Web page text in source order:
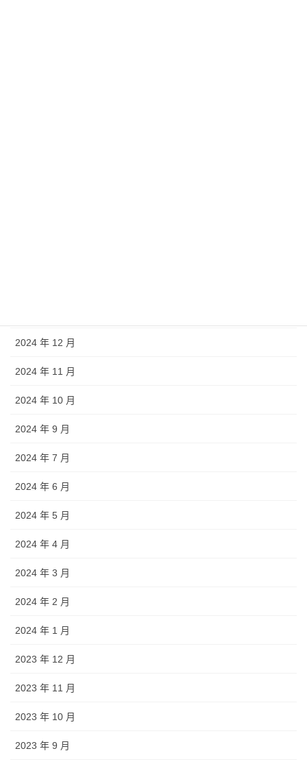
2024 年 12 月
2024 年 11 月
2024 年 10 月
2024 年 9 月
2024 年 7 月
2024 年 6 月
2024 年 5 月
2024 年 4 月
2024 年 3 月
2024 年 2 月
2024 年 1 月
2023 年 12 月
2023 年 11 月
2023 年 10 月
2023 年 9 月